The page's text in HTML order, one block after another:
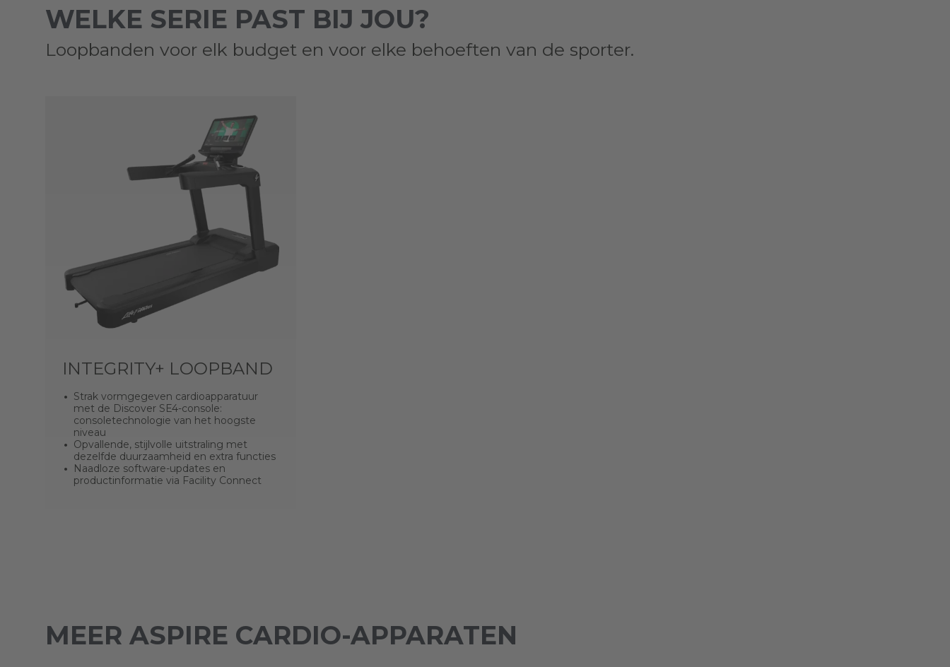
WELKE SERIE PAST BIJ JOU?
Loopbanden voor elk budget en voor elke behoeften van de sporter.
INTEGRITY+ LOOPBAND
Strak vormgegeven cardioapparatuur
met de Discover SE4-console:
consoletechnologie van het hoogste
niveau
Opvallende, stijlvolle uitstraling met
dezelfde duurzaamheid en extra functies
Naadloze software-updates en
productinformatie via Facility Connect
MEER ASPIRE CARDIO-APPARATEN